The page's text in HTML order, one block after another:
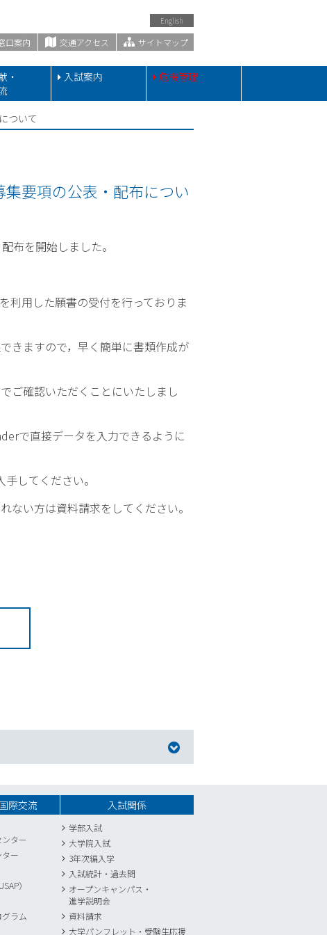
English
口案内 交通アクセス サイトマップ
・
入試案内 危機管理
ついて
要項の公表・配布につい
布を開始しました。
利用した願書の受付を行っておりま
きますので，早く簡単に書類作成が
ご確認いただくことにいたしまし
で直接データを入力できるように
してください。
い方は資料請求をしてください。
際交流
ター
ー
）
ラム
入試関係
学部入試
大学院入試
3年次編入学
入試統計 ・ 過去問
オープンキャンパス・
進学説明会
資料請求
大学パンフレット・受験生応援